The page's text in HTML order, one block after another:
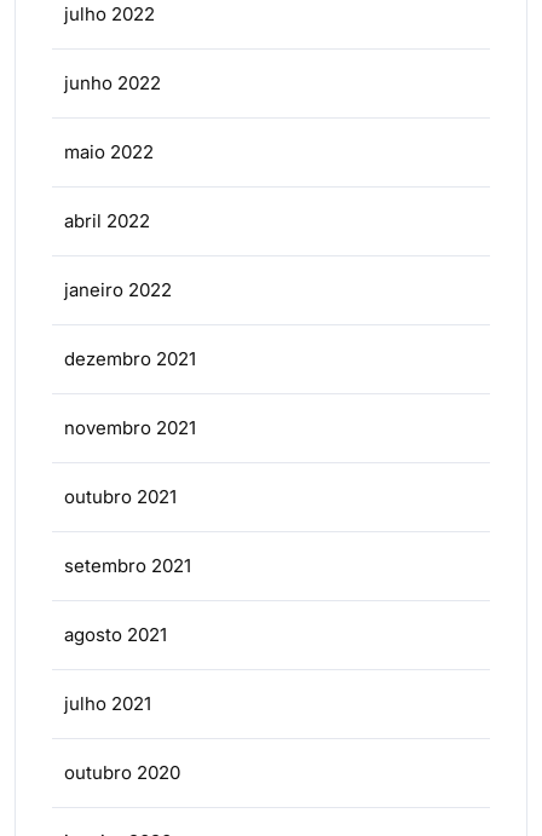
julho 2022
junho 2022
maio 2022
abril 2022
janeiro 2022
dezembro 2021
novembro 2021
outubro 2021
setembro 2021
agosto 2021
julho 2021
outubro 2020